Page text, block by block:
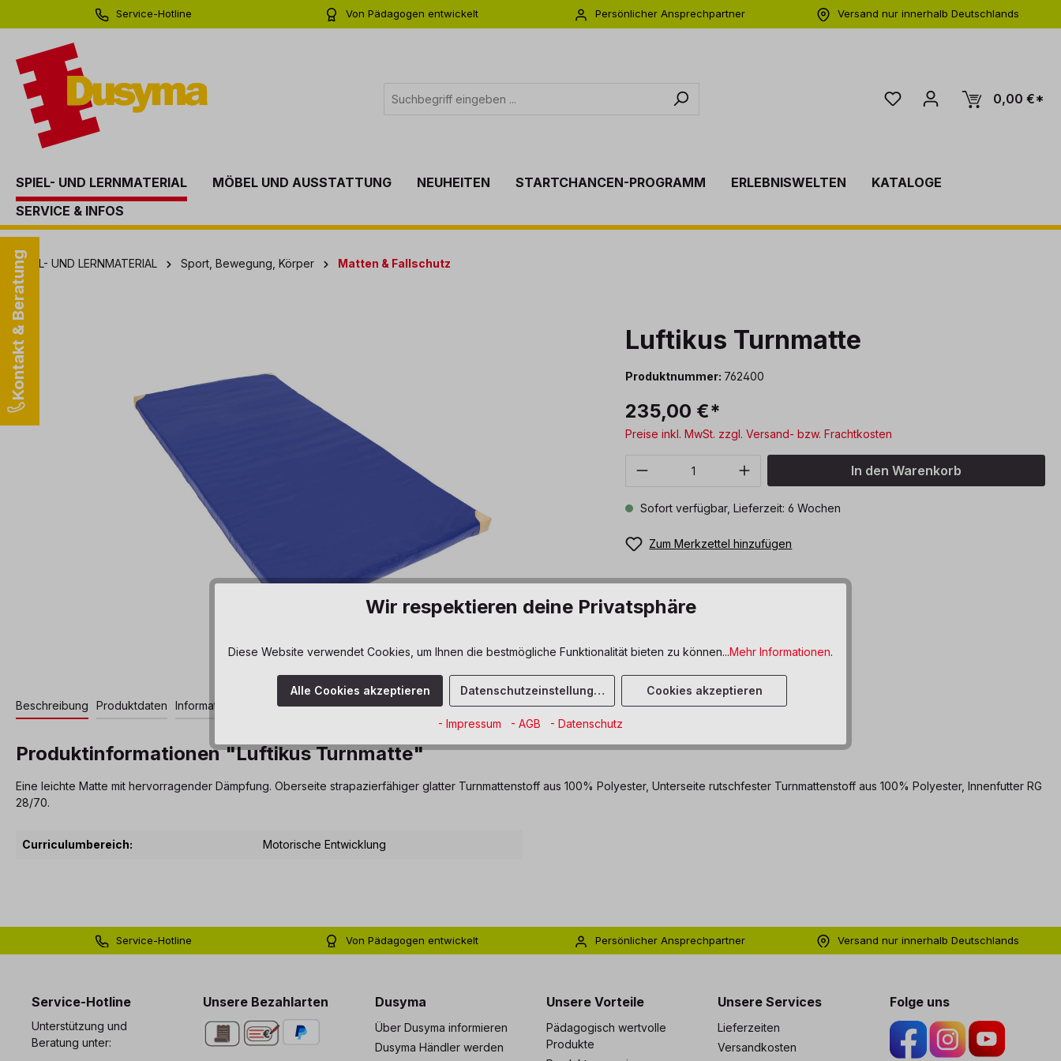
Zur Hauptnavigation springen
Service-Hotline
Von Pädagogen entwickelt
Persönlicher Ansprechpartner
Versand nur innerhalb Deutschlands
0,00 €*
SPIEL- UND LERNMATERIAL MÖBEL UND AUSSTATTUNG NEUHEITEN STARTCHANCEN-PROGRAMM ERLEBNISWELTEN
KATALOGE
SERVICE & INFOS
Kontakt & Beratung
SPIEL- UND LERNMATERIAL Sport, Bewegung, Körper Matten & Fallschutz
Bildergalerie überspringen Luftikus Turnmatte
Produktnummer: 762400
235,00 €*
Preise inkl. MwSt. zzgl. Versand- bzw. Frachtkosten
Produkt Anzahl: Gib den gewünschten Wert
In den Warenkorb
Sofort verfügbar, Lieferzeit: 6 Wochen
Zum Merkzettel hinzufügen
Beschreibung Produktdaten Informationen und Hinweise
Produktinformationen "Luftikus Turnmatte"
Eine leichte Matte mit hervorragender Dämpfung. Oberseite strapazierfähiger glatter Turnmattenstoff aus 100% Polyester, Unterseite rutschfester Turnmattenstoff aus 100% Polyester, Innenfutter RG
28/70.
Curriculumbereich: Motorische Entwicklung
Service-Hotline
Von Pädagogen entwickelt
Persönlicher Ansprechpartner
Versand nur innerhalb Deutschlands
Service-Hotline
Unterstützung und
Beratung unter:
Unsere Bezahlarten Dusyma
Über Dusyma informieren
Dusyma Händler werden
Unsere Vorteile
Pädagogisch wertvolle
Produkte
Unsere Services
Lieferzeiten
Versandkosten
Folge uns
Wir respektieren deine Privatsphäre
Diese Website verwendet Cookies, um Ihnen die bestmögliche Funktionalität bieten zu können...Mehr Informationen.
Alle Cookies akzeptieren Datenschutzeinstellungen Cookies akzeptieren
- Impressum - AGB - Datenschutz